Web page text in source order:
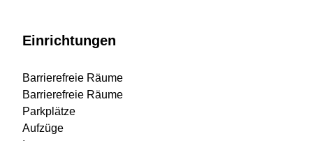
Einrichtungen
Barrierefreie Räume
Barrierefreie Räume
Parkplätze
Aufzüge